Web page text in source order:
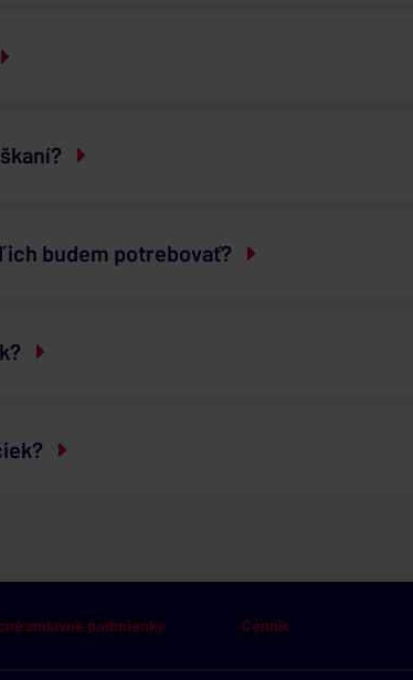
ich budem potrebovať?
zmluvné podmienky Cenník